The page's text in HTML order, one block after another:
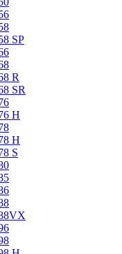
SP
R
SR
H
H
S